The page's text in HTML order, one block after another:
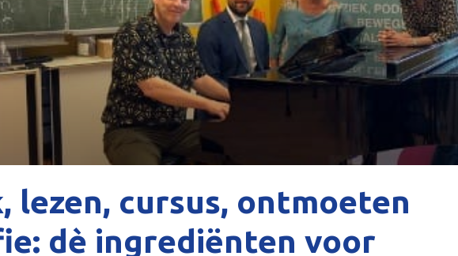
lezen, cursus, ontmoeten
dè ingrediënten voor